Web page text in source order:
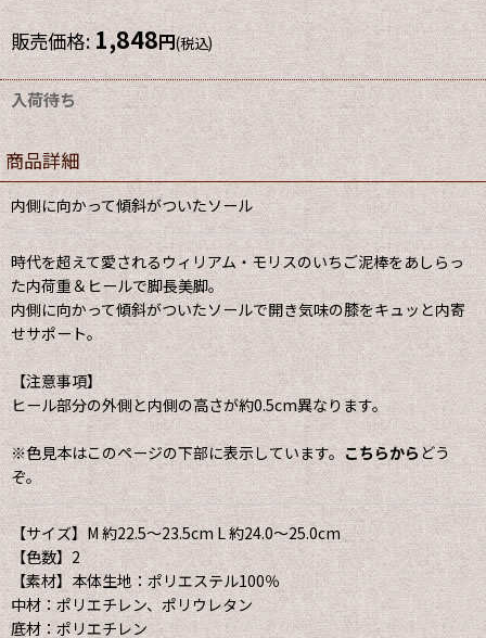
販売価格:1,848円(税込)
入荷待ち
商品詳細
内側に向かって傾斜がついたソール
時代を超えて愛されるウィリアム・モリスのいちご泥棒をあしらっ
た内荷重＆ヒールで脚長美脚。
内側に向かって傾斜がついたソールで開き気味の膝をキュッと内寄
せサポート。
【注意事項】
ヒール部分の外側と内側の高さが約0.5cm異なります。
※色見本はこのページの下部に表示しています。こちらから どう
ぞ。
【サイズ】M 約22.5〜23.5cm L 約24.0〜25.0cm
【色数】2
【素材】本体生地：ポリエステル100％
中材：ポリエチレン、ポリウレタン
底材：ポリエチレン